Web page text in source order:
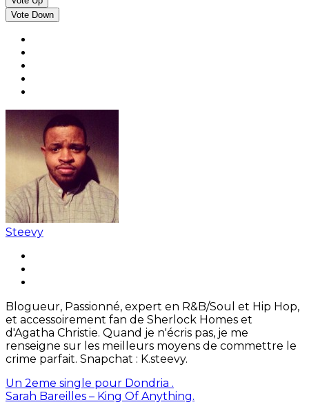
Vote Down
Steevy
Blogueur, Passionné, expert en R&B/Soul et Hip Hop,
et accessoirement fan de Sherlock Homes et
d'Agatha Christie. Quand je n'écris pas, je me
renseigne sur les meilleurs moyens de commettre le
crime parfait. Snapchat : K.steevy.
Un 2eme single pour Dondria .
Sarah Bareilles – King Of Anything.